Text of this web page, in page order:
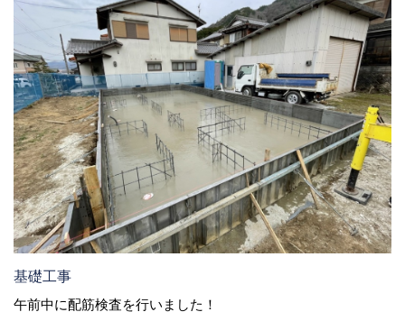
基礎工事
午前中に配筋検査を行いました！